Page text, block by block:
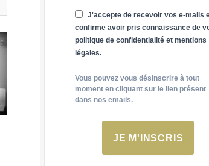
J'accepte de recevoir vos e-mails
confirme avoir pris connaissance de
politique de confidentialité et mentions
légales.
Vous pouvez vous désinscrire à tout
moment en cliquant sur le lien présent
dans nos emails.
JE M'INSCRIS